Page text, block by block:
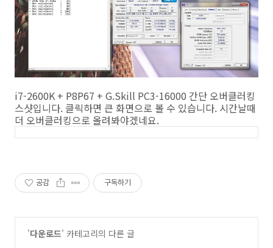
i7-2600K + P8P67 + G.Skill PC3-16000 간단 오버클러킹
스샷입니다. 클릭하면 큰 화면으로 볼 수 있습니다. 시간날때
더 오버클러킹으로 올려봐야겠네요.
공감 구독하기
'다운로드' 카테고리의 다른 글